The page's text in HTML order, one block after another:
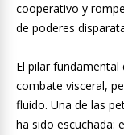
cooperativo y
de poderes
El pilar fundamental
combate visceral,
fluido. Una de las
ha sido escuchada: